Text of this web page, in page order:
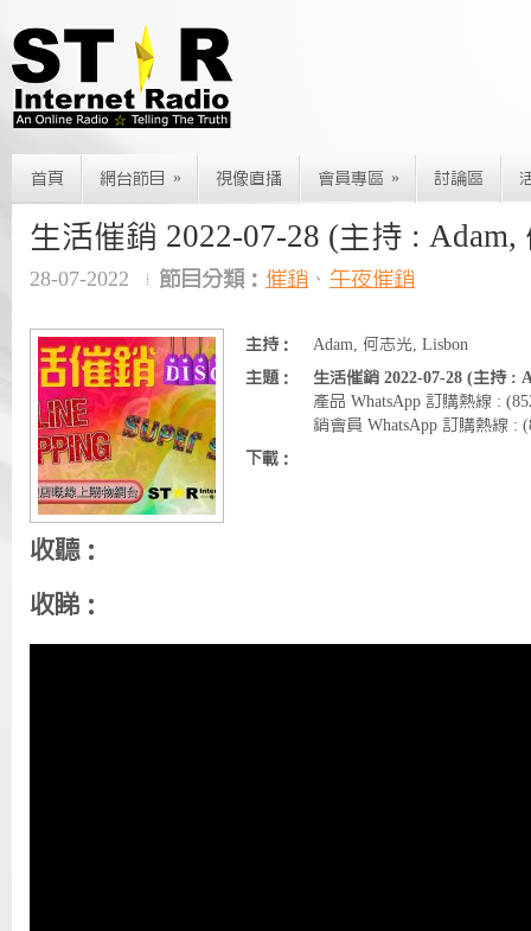
首頁 網台節目 » 視像直播 會員專區 » 討論區
生活催銷 2022-07-28 (主持 : Adam,
28-07-2022 節目分類： 催銷 、 午夜催銷
主持：
Adam, 何志光, Lisbon
主題：
生活催銷 2022-07-28 (主持 :
產品 WhatsApp 訂購熱線 :
銷會員 WhatsApp 訂購熱線 :
下載：
收聽：
收睇：